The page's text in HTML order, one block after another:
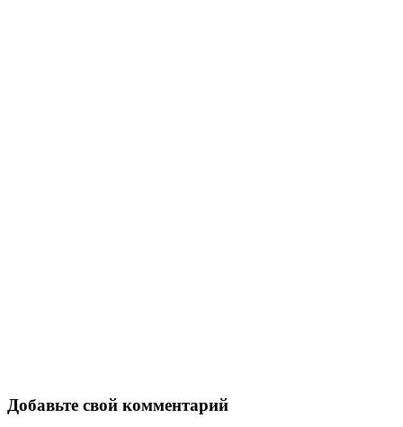
Добавьте свой комментарий